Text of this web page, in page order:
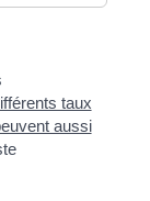
taux
aussi